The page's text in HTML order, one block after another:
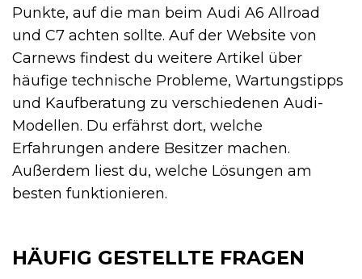
Punkte, auf die man beim Audi A6 Allroad
und C7 achten sollte. Auf der Website von
Carnews findest du weitere Artikel über
häufige technische Probleme, Wartungstipps
und Kaufberatung zu verschiedenen Audi-
Modellen. Du erfährst dort, welche
Erfahrungen andere Besitzer machen.
Außerdem liest du, welche Lösungen am
besten funktionieren.
HÄUFIG GESTELLTE FRAGEN